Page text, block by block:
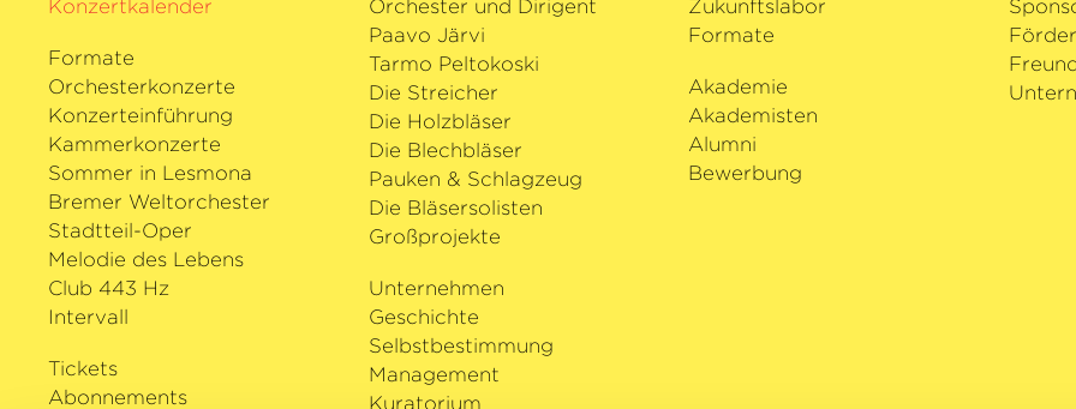
gebürtige Argentinierin vielfach ausgezeichnet, darunter
mit dem Herbert-von-Karajan-Preis bei den Salzburger
Osterfestspielen oder dem Opus Klassik als
›Instrumentalistin des Jahres‹. Zu Beginn dieser Saison
erhielt Sol Gabetta den angesehenen Europäischen
Kulturpreis.
Konzertkalender
Formate
Orchesterkonzerte
Konzerteinführung
Kammerkonzerte
Sommer in Lesmona
Bremer Weltorchester
Stadtteil-Oper
Melodie des Lebens
Club 443 Hz
Intervall
Tickets
Abonnements
Orchester und Dirigent
Paavo Järvi
Tarmo Peltokoski
Die Streicher
Die Holzbläser
Die Blechbläser
Pauken & Schlagzeug
Die Bläsersolisten
Großprojekte
Unternehmen
Geschichte
Selbstbestimmung
Management
Kuratorium
Zukunftslabor
Formate
Akademie
Akademisten
Alumni
Bewerbung